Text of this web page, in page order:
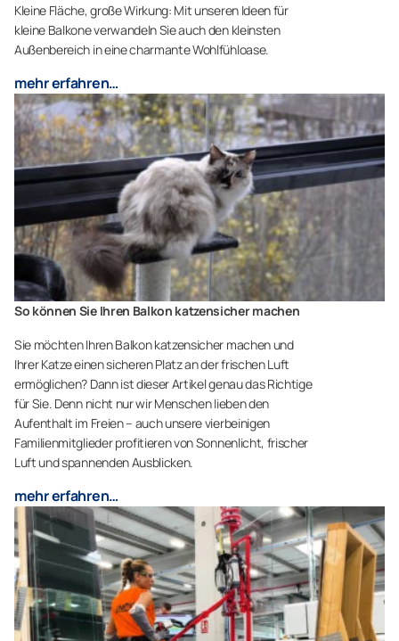
Kleine Fläche, große Wirkung: Mit unseren Ideen für
kleine Balkone verwandeln Sie auch den kleinsten
Außenbereich in eine charmante Wohlfühloase.
mehr erfahren…
So können Sie Ihren Balkon katzensicher machen
Sie möchten Ihren Balkon katzensicher machen und
Ihrer Katze einen sicheren Platz an der frischen Luft
ermöglichen? Dann ist dieser Artikel genau das Richtige
für Sie. Denn nicht nur wir Menschen lieben den
Aufenthalt im Freien – auch unsere vierbeinigen
Familienmitglieder profitieren von Sonnenlicht, frischer
Luft und spannenden Ausblicken.
mehr erfahren…